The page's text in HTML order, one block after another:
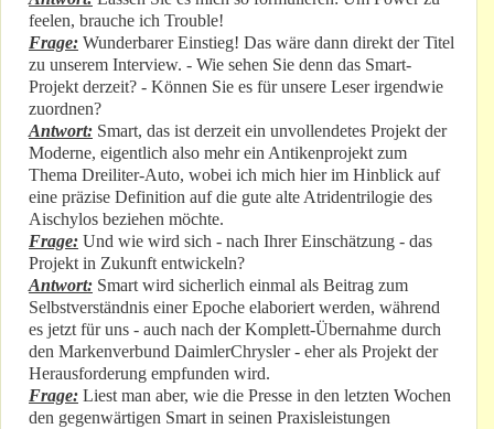
feelen, brauche ich Trouble!
Frage: Wunderbarer Einstieg! Das wäre dann direkt der Titel
zu unserem Interview. - Wie sehen Sie denn das Smart-
Projekt derzeit? - Können Sie es für unsere Leser irgendwie
zuordnen?
Antwort: Smart, das ist derzeit ein unvollendetes Projekt der
Moderne, eigentlich also mehr ein Antikenprojekt zum
Thema Dreiliter-Auto, wobei ich mich hier im Hinblick auf
eine präzise Definition auf die gute alte Atridentrilogie des
Aischylos beziehen möchte.
Frage: Und wie wird sich - nach Ihrer Einschätzung - das
Projekt in Zukunft entwickeln?
Antwort: Smart wird sicherlich einmal als Beitrag zum
Selbstverständnis einer Epoche elaboriert werden, während
es jetzt für uns - auch nach der Komplett-Übernahme durch
den Markenverbund DaimlerChrysler - eher als Projekt der
Herausforderung empfunden wird.
Frage: Liest man aber, wie die Presse in den letzten Wochen
den gegenwärtigen Smart in seinen Praxisleistungen